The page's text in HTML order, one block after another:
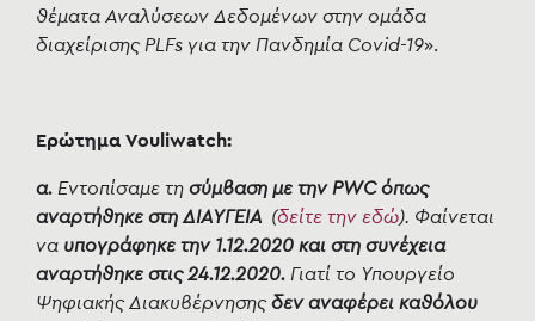
θέματα Αναλύσεων Δεδομένων στην ομάδα
διαχείρισης PLFs για την Πανδημία Covid-19».
Ερώτημα Vouliwatch:
α. Εντοπίσαμε τη σύμβαση με την PWC όπως
αναρτήθηκε στη ΔΙΑΥΓΕΙΑ (δείτε την εδώ). Φαίνεται
να υπογράφηκε την 1.12.2020 και στη συνέχεια
αναρτήθηκε στις 24.12.2020. Γιατί το Υπουργείο
Ψηφιακής Διακυβέρνησηςδεν αναφέρει καθόλου